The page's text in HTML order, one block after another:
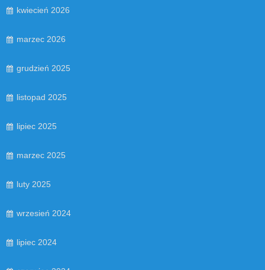
kwiecień 2026
marzec 2026
grudzień 2025
listopad 2025
lipiec 2025
marzec 2025
luty 2025
wrzesień 2024
lipiec 2024